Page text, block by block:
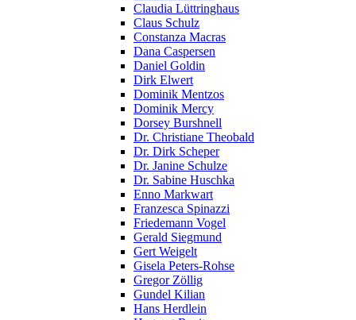
Claudia Lüttringhaus
Claus Schulz
Constanza Macras
Dana Caspersen
Daniel Goldin
Dirk Elwert
Dominik Mentzos
Dominik Mercy
Dorsey Burshnell
Dr. Christiane Theobald
Dr. Dirk Scheper
Dr. Janine Schulze
Dr. Sabine Huschka
Enno Markwart
Franzesca Spinazzi
Friedemann Vogel
Gerald Siegmund
Gert Weigelt
Gisela Peters-Rohse
Gregor Zöllig
Gundel Kilian
Hans Herdlein